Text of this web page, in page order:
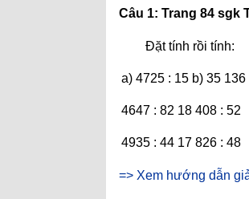
Câu 1: Trang 84 sgk
Đặt tính rồi tính:
a) 4725 : 15 b) 35 136
4647 : 82 18 408 : 52
4935 : 44 17 826 : 48
=> Xem hướng dẫn